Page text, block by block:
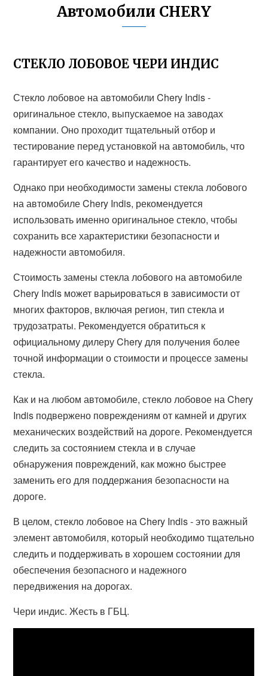
Автомобили CHERY
СТЕКЛО ЛОБОВОЕ ЧЕРИ ИНДИС
Стекло лобовое на автомобили Chery Indis -
оригинальное стекло, выпускаемое на заводах
компании. Оно проходит тщательный отбор и
тестирование перед установкой на автомобиль, что
гарантирует его качество и надежность.
Однако при необходимости замены стекла лобового
на автомобиле Chery Indis, рекомендуется
использовать именно оригинальное стекло, чтобы
сохранить все характеристики безопасности и
надежности автомобиля.
Стоимость замены стекла лобового на автомобиле
Chery Indis может варьироваться в зависимости от
многих факторов, включая регион, тип стекла и
трудозатраты. Рекомендуется обратиться к
официальному дилеру Chery для получения более
точной информации о стоимости и процессе замены
стекла.
Как и на любом автомобиле, стекло лобовое на Chery
Indis подвержено повреждениям от камней и других
механических воздействий на дороге. Рекомендуется
следить за состоянием стекла и в случае
обнаружения повреждений, как можно быстрее
заменить его для поддержания безопасности на
дороге.
В целом, стекло лобовое на Chery Indis - это важный
элемент автомобиля, который необходимо тщательно
следить и поддерживать в хорошем состоянии для
обеспечения безопасного и надежного
передвижения на дорогах.
Чери индис. Жесть в ГБЦ.